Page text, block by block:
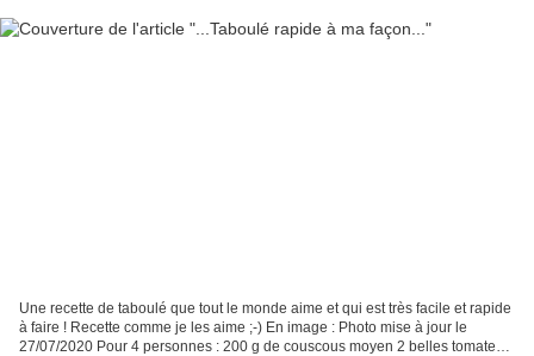
Une recette de taboulé que tout le monde aime et qui est très facile et rapide
à faire ! Recette comme je les aime ;-) En image : Photo mise à jour le
27/07/2020 Pour 4 personnes : 200 g de couscous moyen 2 belles tomates 2